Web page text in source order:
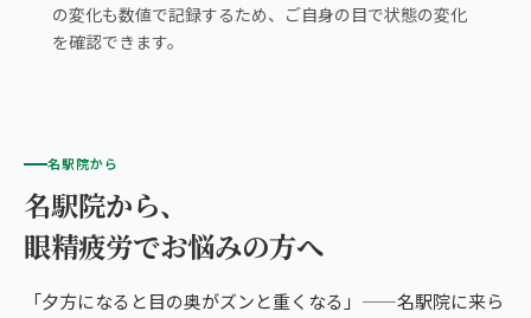
の変化も数値で記録するため、ご自身の目で状態の変化
を確認できます。
名駅院から
名駅院から、
眼精疲労でお悩みの方へ
「夕方になると目の奥がズンと重くなる」——名駅院に来ら